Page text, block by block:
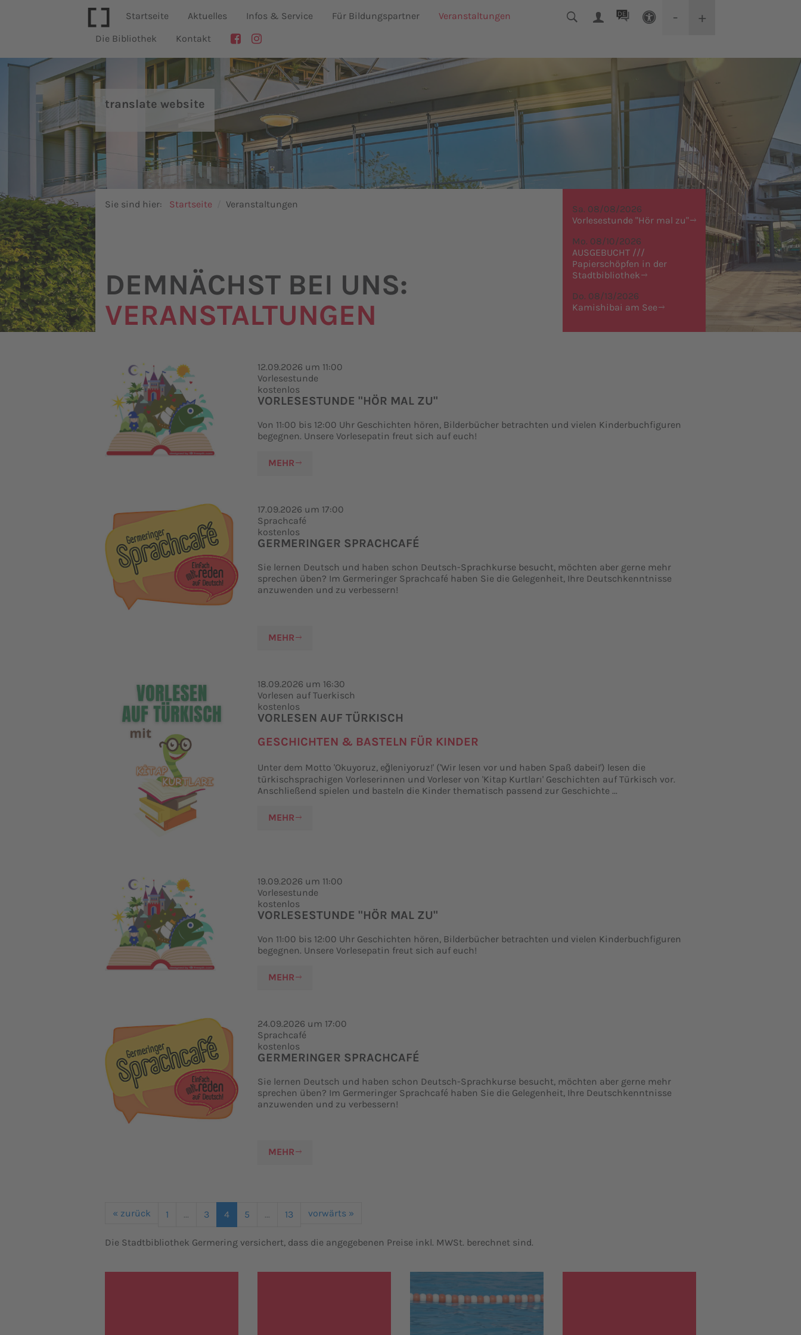
+
-
DE
Startseite Aktuelles Infos & Service Für Bildungspartner
Veranstaltungen
Die Bibliothek
Kontakt
translate website
Sie sind hier: Startseite Veranstaltungen
DEMNÄCHST BEI UNS:
VERANSTALTUNGEN
Sa. 08/08/2026
Vorlesestunde "Hör mal zu"
Mo. 08/10/2026
AUSGEBUCHT ///
Papierschöpfen in der
Stadtbibliothek
Do. 08/13/2026
Kamishibai am See
12.09.2026 um 11:00
Vorlesestunde
kostenlos
VORLESESTUNDE "HÖR MAL ZU"
Von 11:00 bis 12:00 Uhr Geschichten hören, Bilderbücher betrachten und vielen Kinderbuchfiguren
begegnen. Unsere Vorlesepatin freut sich auf euch!
MEHR
17.09.2026 um 17:00
Sprachcafé
kostenlos
GERMERINGER SPRACHCAFÉ
Sie lernen Deutsch und haben schon Deutsch-Sprachkurse besucht, möchten aber gerne mehr
sprechen üben? Im Germeringer Sprachcafé haben Sie die Gelegenheit, Ihre Deutschkenntnisse
anzuwenden und zu verbessern!
MEHR
18.09.2026 um 16:30
Vorlesen auf Tuerkisch
kostenlos
VORLESEN AUF TÜRKISCH
GESCHICHTEN & BASTELN FÜR KINDER
Unter dem Motto 'Okuyoruz, eğleniyoruz!' ('Wir lesen vor und haben Spaß dabei!') lesen die
türkischsprachigen Vorleserinnen und Vorleser von 'Kitap Kurtları' Geschichten auf Türkisch vor.
Anschließend spielen und basteln die Kinder thematisch passend zur Geschichte ...
MEHR
19.09.2026 um 11:00
Vorlesestunde
kostenlos
VORLESESTUNDE "HÖR MAL ZU"
Von 11:00 bis 12:00 Uhr Geschichten hören, Bilderbücher betrachten und vielen Kinderbuchfiguren
begegnen. Unsere Vorlesepatin freut sich auf euch!
MEHR
24.09.2026 um 17:00
Sprachcafé
kostenlos
GERMERINGER SPRACHCAFÉ
Sie lernen Deutsch und haben schon Deutsch-Sprachkurse besucht, möchten aber gerne mehr
sprechen üben? Im Germeringer Sprachcafé haben Sie die Gelegenheit, Ihre Deutschkenntnisse
anzuwenden und zu verbessern!
MEHR
« zurück 1 ... 3 4 5 ... 13 vorwärts »
Die Stadtbibliothek Germering versichert, dass die angegebenen Preise inkl. MWSt. berechnet sind.